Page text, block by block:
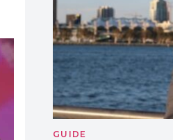
per un regalo adatto ad
ogni capello
GUIDE